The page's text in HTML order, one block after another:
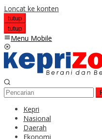
Loncat ke konten
tutup
tutup
Menu Mobile
Kepri
Nasional
Daerah
Ekonomi